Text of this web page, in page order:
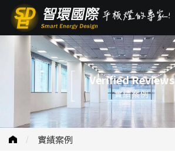
Verified Reviews
實績案例
實績案例